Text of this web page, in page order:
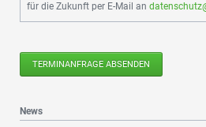
für die Zukunft per E-Mail an
TERMINANFRAGE ABSENDEN
News